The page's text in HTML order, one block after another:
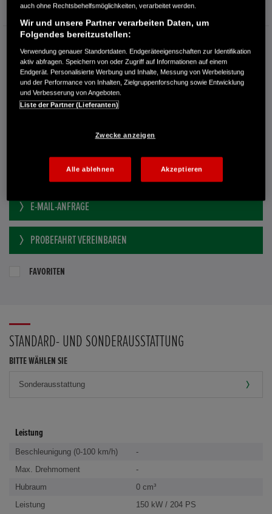
Garantie
AUTO-KURTH
Pretzener Straße 4
85435 Erding
RUFEN SIE UNS AN:
08122 - 55 91 -560
Händler kontaktieren
E-MAIL-ANFRAGE
PROBEFAHRT VEREINBAREN
FAVORITEN
STANDARD- UND SONDERAUSSTATTUNG
BITTE WÄHLEN SIE
Leistung
Beschleunigung (0-100 km/h)
-
Max. Drehmoment
-
Hubraum
0 cm³
Leistung
150 kW / 204 PS
auch ohne Rechtsbehelfsmöglichkeiten, verarbeitet werden.
Wir und unsere Partner verarbeiten Daten, um
Folgendes bereitzustellen:
Verwendung genauer Standortdaten. Endgeräteeigenschaften zur Identifikation
aktiv abfragen. Speichern von oder Zugriff auf Informationen auf einem
Endgerät. Personalisierte Werbung und Inhalte, Messung von Werbeleistung
und der Performance von Inhalten, Zielgruppenforschung sowie Entwicklung
und Verbesserung von Angeboten.
Liste der Partner (Lieferanten)
Zwecke anzeigen
Alle ablehnen Akzeptieren